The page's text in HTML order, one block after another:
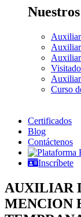
Auxiliar
Curso
Certificados
Blog
Contáctenos
Inscríbete
AUXILIAR
MENCION